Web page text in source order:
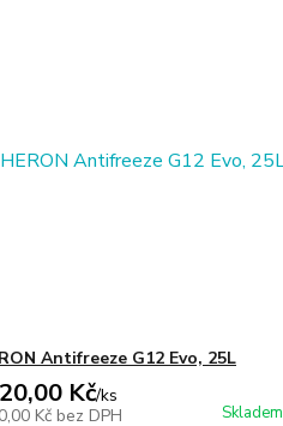
Antifreeze G12 Evo, 25L
Kč/ks
Kč bez DPH Skladem